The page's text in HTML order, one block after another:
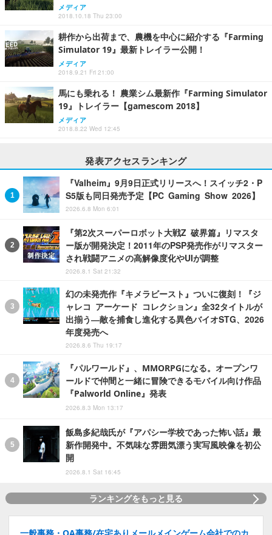
メディア
2018.10.18 Thu 23:00
耕作から出荷まで、農機を中心に紹介する『Farming
Simulator 19』最新トレイラー公開！
メディア
2018.9.21 Fri 21:00
馬にも乗れる！ 農業シム最新作『Farming Simulator
19』トレイラー【gamescom 2018】
メディア
2018.8.22 Wed 12:45
発表アクセスランキング
『Valheim』9月9日正式リリースへ！スイッチ2・P
S5版も同日発売予定【PC Gaming Show 2026】
2026.6.8 Mon 6:01
『第2次スーパーロボット大戦Z 破界篇』リマスタ
ー版が開発決定！2011年のPSP発売作がリマスター
され戦闘アニメの高解像度化やUIが調整
2026.8.1 Sat 21:32
幻の未発売作『キメラビースト』ついに復刻！『ジ
ャレコ アーケード コレクション』全32タイトルが
出揃う―敵を捕食し進化する異色バイオSTG、2026
年度発売へ
2026.8.6 Thu 19:17
『パルワールド』、MMORPGになる。オープンワ
ールドで仲間と一緒に冒険できるモバイル向け作品
『Palworld Online』発表
2026.8.3 Mon 13:17
飯島多紀哉氏が『アパシー学校であった怖い話』最
新作開発中。不気味な雰囲気漂う実写風映像を初公
開
2026.8.1 Sat 16:45
ランキングをもっと見る